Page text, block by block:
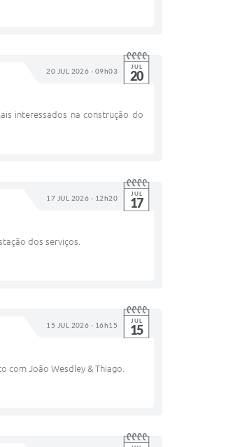
20 JUL 2026 - 09h03 JUL
20
interessados na construção do
17 JUL 2026 - 12h20 JUL
17
dos serviços.
15 JUL 2026 - 16h15 JUL
15
com João Wesdley & Thiago.